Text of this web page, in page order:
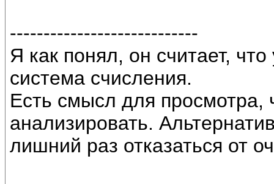
----------------------------
Я как понял, он считает,
система счисления.
Есть смысл для просмотра,
анализировать.
лишний раз отказаться от